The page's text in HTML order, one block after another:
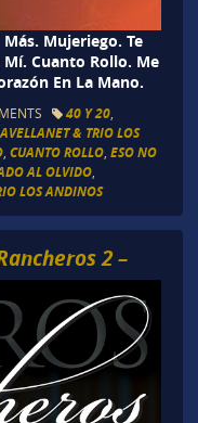
Mujeriego. Te
Mí. Cuanto Rollo. Me
En La Mano.
40 Y 20,
& TRIO LOS
, CUANTO ROLLO, ESO NO
AL OLVIDO,
LOS ANDINOS
2 –